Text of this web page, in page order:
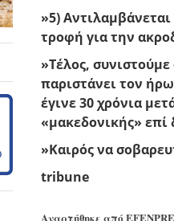
»5)
τροφή για την
»Τέλος,
παριστάνει τον
έγινε 30 χρόνια
«μακεδονικής»
»Καιρός να
tribune
Αναρτήθηκε από